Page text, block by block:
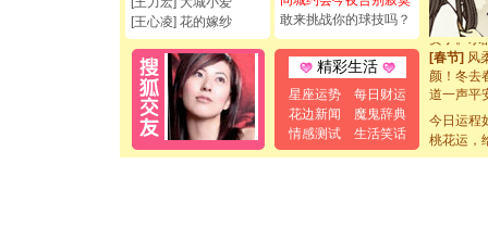
[王心凌] 花的嫁纱
敢来挑战你的球技吗？
精彩生活
星座运势
每日财运
花边新闻
魔鬼辞典
情感测试
生活笑话
泣，这痛
卖了。水
[春节] 风
颜！冬去
道一声平
[春节]
传
片叶子是
送你一棵
[圣诞节]
今日运程
桃花运，